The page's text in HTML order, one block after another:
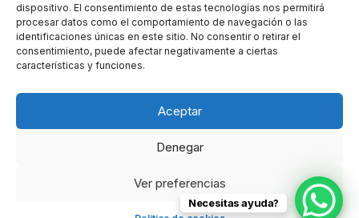
dispositivo. El consentimiento de estas tecnologías nos permitirá
procesar datos como el comportamiento de navegación o las
identificaciones únicas en este sitio. No consentir o retirar el
consentimiento, puede afectar negativamente a ciertas
características y funciones.
Aceptar
Denegar
Ver preferencias
Duc de calabria, 7 Xátiva-Valencia
info@orsl.es
© Copyright 2024. orsl
Contacto Política de cookies (UE)
Necesitas ayuda?